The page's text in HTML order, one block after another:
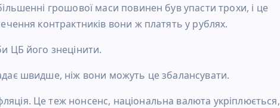
грошової маси повинен був упасти трохи, і це
контрактників вони ж платять у рублях.
ЦБ його знецінити.
швидше, ніж вони можуть це збалансувати.
Це теж нонсенс, національна валюта укріплюється,